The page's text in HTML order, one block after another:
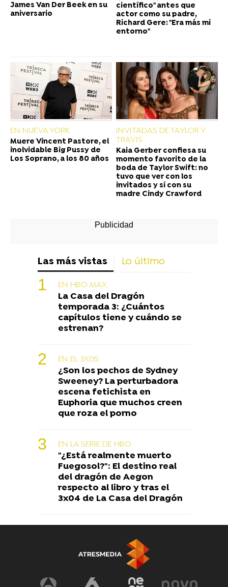
James Van Der Beek en su
aniversario
científico" antes que
actor como su padre,
Richard Gere: "Era más mi
entorno"
EN NUEVA YORK
Muere Vincent Pastore, el
inolvidable Big Pussy de
Los Soprano, a los 80 años
INVITADAS DE TAYLOR Y
TRAVIS
Kaia Gerber confiesa su
momento favorito de la
boda de Taylor Swift: no
tuvo que ver con los
invitados y sí con su
madre Cindy Crawford
Las más vistas Lo último
EN HBO MAX
La Casa del Dragón
temporada 3: ¿Cuántos
capítulos tiene y cuándo se
estrenan?
EN EL 3X05
¿Son los pechos de Sydney
Sweeney? La perturbadora
escena fetichista en
Euphoria que muchos creen
que roza el porno
EN LA SERIE DE HBO
"¿Está realmente muerto
Fuegosol?": El destino real
del dragón de Aegon
respecto al libro y tras el
3x04 de La Casa del Dragón